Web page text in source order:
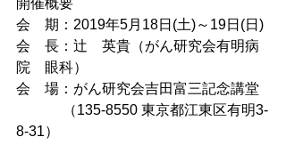
開催概要
会　期：2019年5月18日(土)～19日(日)
会　長：辻　英貴（がん研究会有明病
院　眼科）
会　場：がん研究会吉田富三記念講堂
（135-8550 東京都江東区有明3-
8-31）